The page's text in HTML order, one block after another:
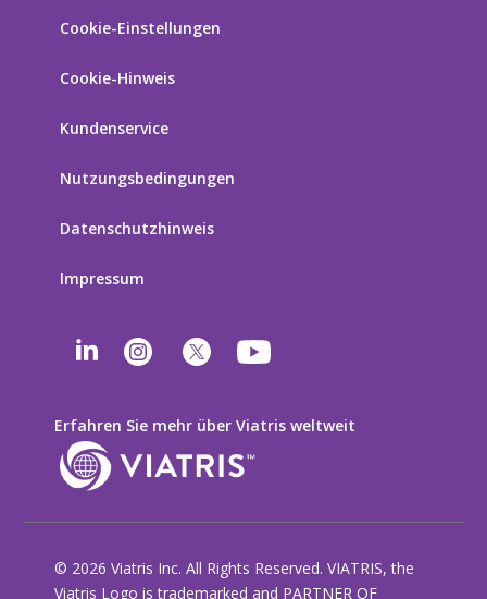
Cookie-Einstellungen
Cookie-Hinweis
Kundenservice
Nutzungsbedingungen
Datenschutzhinweis
Impressum
Erfahren Sie mehr über Viatris weltweit
© 2026 Viatris Inc. All Rights Reserved. VIATRIS, the
Viatris Logo is trademarked and PARTNER OF